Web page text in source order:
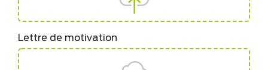
Lettre de motivation